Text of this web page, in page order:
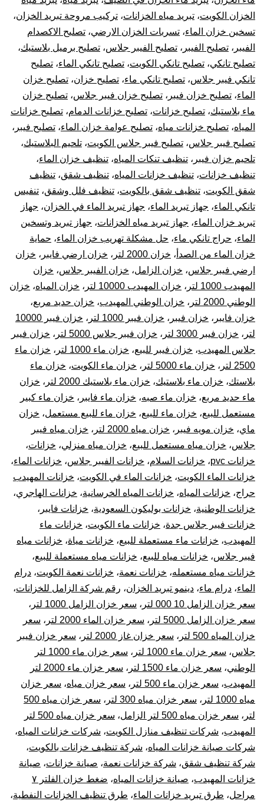
الخزان الكويت، تبريد مياه الخزانات، تركيب مروحة تبريد الخزان،
تسخين خزان الماء، تسربات الخزان الارضي، تصليح الاكصدام
الفيبر ، تصليح الفيبر ، تصليح الفيبر جلاس، تصليح برميل بلاستيك،
تصليح تانكي، تصليح تانكي الكويت، تصليح تانكي الماء، تصليح
تانكي فيبر جلاس، تصليح تانكي ماء، تصليح خزان، تصليح خزان
الماء، تصليح خزان فيبر ، تصليح خزان فيبر جلاس، تصليح خزان
ماء بلاستيك، تصليح خزانات، تصليح خزانات الدمام، تصليح خزانات
المياه، تصليح خزانات مياه، تصليح عوامة خزان الماء، تصليح فيبر ،
تصليح فيبر جلاس، تصليح فيبر جلاس الكويت، تلحيم البلاستيك،
تلحيم خزان فيبر ، تنظيف تنكات المياه، تنظيف خزان الماء،
تنظيف خزانات، تنظيف خزانات المياه، تنظيف شقق، تنظيف
شقق الكويت، تنظيف شقق بالكويت، تنظيف فلل وشقق، تنفيس
تانكي الماء، جهاز تبريد الماء، جهاز تبريد الماء في الخزان، جهاز
تبريد خزان الماء، جهاز تبريد مياه الخزانات، جهاز تبريد وتسخين
الماء، حراج تانكي ماء، حل مشكلة تهريب خزان الماء، حماية
خزان الماء من الصدأ ، خزان 2000 لتر ، خزان ارضي فايبر ، خزان
ارضي فيبر جلاس، خزان الزامل، خزان الفيبر جلاس، خزان
المهيدب 1000 لتر
، خزان المهيدب 10000 لتر ، خزان المياه، خزان
الوطني 2000 لتر
، خزان الوطني المهيدب، خزان حديد مربع،
خزان فايبر ، خزان فيبر ، خزان فيبر 1000 لتر ،
خزان فيبر 10000
لتر ، خزان فيبر 3000 لتر ، خزان فيبر جلاس 5000 لتر ، خزان فيبر
جلاس المهيدب، خزان فيبر للبيع، خزان ماء 1000 لتر ، خزان ماء
2500 لتر
، خزان ماء 5000 لتر ، خزان ماء الكويت، خزان ماء
بلاستك، خزان ماء بلاستيك، خزان ماء بلاستيك 2000 لتر ، خزان
ماء حديد مربع، خزان ماء صبه، خزان ماء فايبر ، خزان ماء كبير
مستعمل للبيع، خزان ماء للبيع، خزان ماء للبيع مستعمل، خزان
ماي، خزان مويه فيبر ، خزان مياه 2000 لتر ، خزان مياه فيبر
جلاس، خزان مياه مستعمل للبيع، خزان مياه منزلي، خزانات،
خزانات pvc
، خزانات السلام، خزانات الفيبر جلاس، خزانات الماء،
خزانات الماء الكويت، خزانات الماء في الكويت، خزانات المهيدب
حراج، خزانات المياه، خزانات المياه الخرسانية، خزانات الهاجري،
خزانات الوطنية، خزانات بوليكون السعودية، خزانات فايبر ،
خزانات فيبر جلاس جدة، خزانات ماء الكويت، خزانات ماء
المهيدب، خزانات ماء مستعملة للبيع، خزانات مياة، خزانات مياه
فيبر جلاس، خزانات مياه للبيع، خزانات مياه مستعملة للبيع،
خزانات مياه مستعمله، خزانات نعمة، خزانات نعمة الكويت، درام
الماء، درام ماء، دينمو تبريد الخزان، رقم شركة الزامل للخزانات،
سعر خزان الزامل 10 000 لتر
، سعر خزان الزامل 1000 لتر
،
سعر خزان الزامل 5000 لتر
، سعر خزان الماء 2000 لتر ، سعر
خزان المياه 500 لتر
، سعر خزان غاز 2000 لتر ، سعر خزان فيبر
جلاس، سعر خزان ماء 1000 لتر ،
سعر خزان ماء 1000 لتر
الوطني، سعر خزان ماء 1500 لتر ،
سعر خزان ماء 2000 لتر
المهيدب، سعر خزان ماء 500 لتر ، سعر خزان مياه، سعر خزان
مياه 1000 لتر
، سعر خزان مياه 300 لتر ،
سعر خزان مياه 500
لتر ، سعر خزان مياه 500 لتر الزامل ،
سعر خزان مياه 500 لتر
المهيدب، شركات تنظيف منازل الكويت، شركات خزانات المياه،
شركات صيانة خزانات المياه، شركة تنظيف خزانات بالكويت،
شركة تنظيف شقق، شركة خزانات نعمة، صيانة خزانات، صيانة
خزانات المهيدب، صيانة خزانات المياه،
ضغط خزان الفلتر ٧
مراحل، طرق تبريد خزانات الماء، طرق تنظيف الخزانات النفطية،